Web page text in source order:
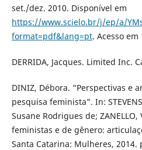
set./dez. 2010. Disponível em
https://www.scielo.br/j/ep/a/
format=pdf&lang=pt. Acesso
DERRIDA, Jacques. Limited Inc.
DINIZ, Débora. “Perspectivas e
pesquisa feminista”. In:
Susane Rodrigues de;
feministas e de gênero:
Santa Catarina: Mulheres, 2014.